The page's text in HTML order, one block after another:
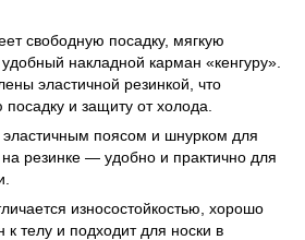
свободную посадку, мягкую
накладной карман «кенгуру».
эластичной резинкой, что
и защиту от холода.
эластичным поясом и шнурком для
резинке — удобно и практично для
износостойкостью, хорошо
телу и подходит для носки в